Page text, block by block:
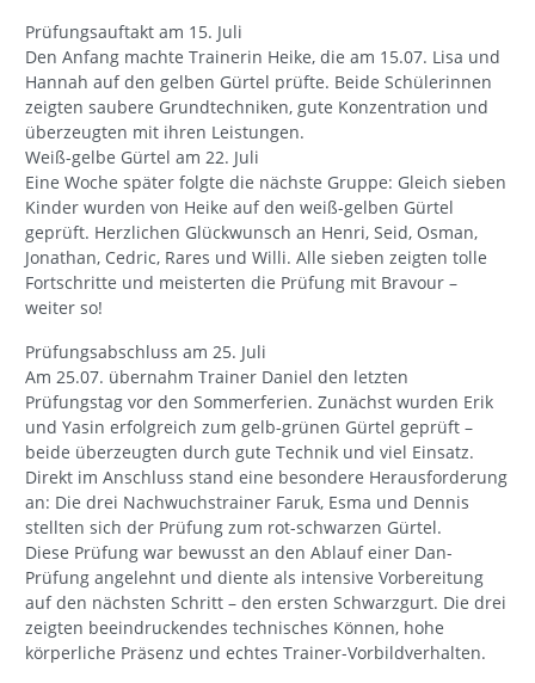
Prüfungsauftakt am 15. Juli
Den Anfang machte Trainerin Heike, die am 15.07. Lisa und
Hannah auf den gelben Gürtel prüfte. Beide Schülerinnen
zeigten saubere Grundtechniken, gute Konzentration und
überzeugten mit ihren Leistungen.
Weiß-gelbe Gürtel am 22. Juli
Eine Woche später folgte die nächste Gruppe: Gleich sieben
Kinder wurden von Heike auf den weiß-gelben Gürtel
geprüft. Herzlichen Glückwunsch an Henri, Seid, Osman,
Jonathan, Cedric, Rares und Willi. Alle sieben zeigten tolle
Fortschritte und meisterten die Prüfung mit Bravour –
weiter so!
Prüfungsabschluss am 25. Juli
Am 25.07. übernahm Trainer Daniel den letzten
Prüfungstag vor den Sommerferien. Zunächst wurden Erik
und Yasin erfolgreich zum gelb-grünen Gürtel geprüft –
beide überzeugten durch gute Technik und viel Einsatz.
Direkt im Anschluss stand eine besondere Herausforderung
an: Die drei Nachwuchstrainer Faruk, Esma und Dennis
stellten sich der Prüfung zum rot-schwarzen Gürtel.
Diese Prüfung war bewusst an den Ablauf einer Dan-
Prüfung angelehnt und diente als intensive Vorbereitung
auf den nächsten Schritt – den ersten Schwarzgurt. Die drei
zeigten beeindruckendes technisches Können, hohe
körperliche Präsenz und echtes Trainer-Vorbildverhalten.